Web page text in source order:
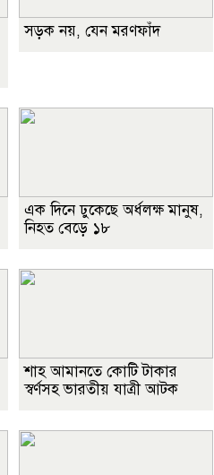
সড়ক নয়, যেন মরণফাঁদ
এক দিনে ঢুকেছে অর্ধলক্ষ মানুষ,
নিহত বেড়ে ১৮
শাহ আমানতে কোটি টাকার
স্বর্ণসহ ভারতীয় যাত্রী আটক